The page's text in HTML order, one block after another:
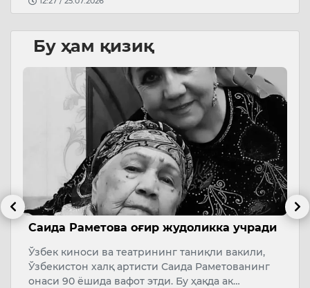
Бу ҳам қизиқ
Саида Раметова оғир жудоликка учради
Ўзбек киноси ва театрининг таниқли вакили,
Ўзбекистон халқ артисти Саида Раметованинг
онаси 90 ёшида вафот этди. Бу ҳақда ак…